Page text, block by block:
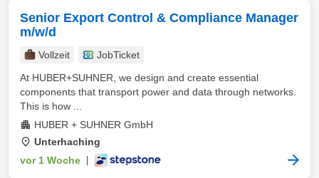
Senior Export Control & Compliance Manager
m/w/d
Vollzeit
JobTicket
At HUBER+SUHNER, we design and create essential
components that transport power and data through networks.
This is how ...
HUBER + SUHNER GmbH
Unterhaching
vor 1 Woche